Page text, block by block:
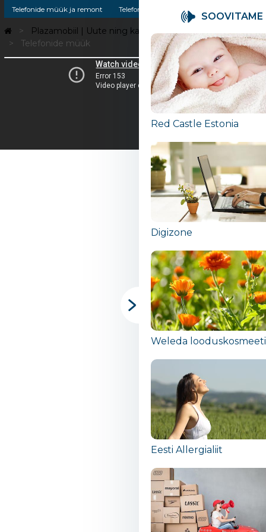
Telefonide müük ja remont Telefonide müük
Plazamobiil | Uute ning kasutatud Apple toodete müük
Telefonide müük
SOOVITAME
Red Castle Estonia
Digizone
Weleda
Eesti Allergialiit